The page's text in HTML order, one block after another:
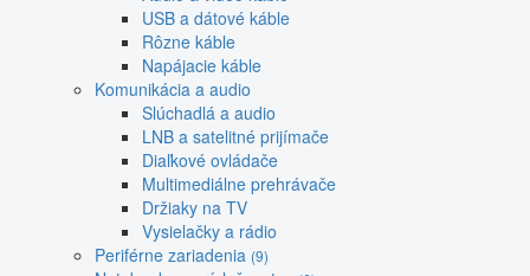
USB a dátové káble
Rôzne káble
Napájacie káble
Komunikácia a audio
Slúchadlá a audio
LNB a satelitné prijímače
Diaľkové ovládače
Multimediálne prehrávače
Držiaky na TV
Vysielačky a rádio
Periférne zariadenia (9)